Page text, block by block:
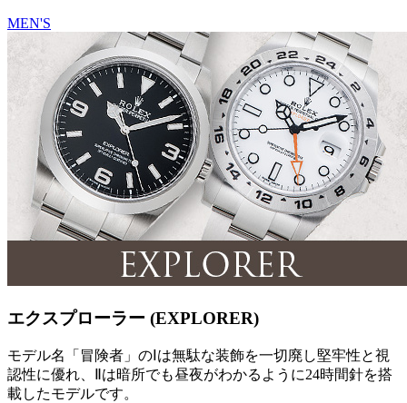
MEN'S
エクスプローラー (EXPLORER)
モデル名「冒険者」のⅠは無駄な装飾を一切廃し堅牢性と視
認性に優れ、Ⅱは暗所でも昼夜がわかるように24時間針を搭
載したモデルです。